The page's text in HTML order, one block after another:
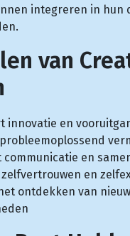
integreren in hun
van
innovatie en
en
en
ontdekken van